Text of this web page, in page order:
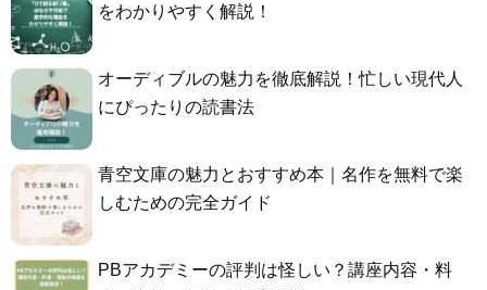
をわかりやすく解説！
オーディブルの魅力を徹底解説！忙しい現代人
にぴったりの読書法
青空文庫の魅力とおすすめ本｜名作を無料で楽
しむための完全ガイド
PBアカデミーの評判は怪しい？講座内容・料